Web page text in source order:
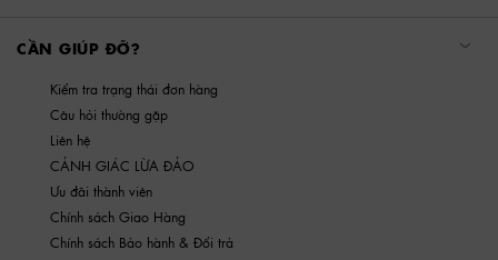
CẦN GIÚP ĐỠ?
Kiểm tra trạng thái đơn hàng
Câu hỏi thường gặp
Liên hệ
CẢNH GIÁC LỪA ĐẢO
Ưu đãi thành viên
Chính sách Giao Hàng
Chính sách Bảo hành & Đổi trả